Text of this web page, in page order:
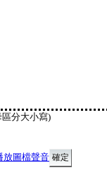
分大小寫)
放圖檔聲音